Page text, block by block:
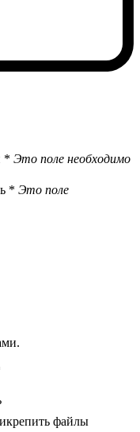
* Это поле необходимо
* Это поле
файлы